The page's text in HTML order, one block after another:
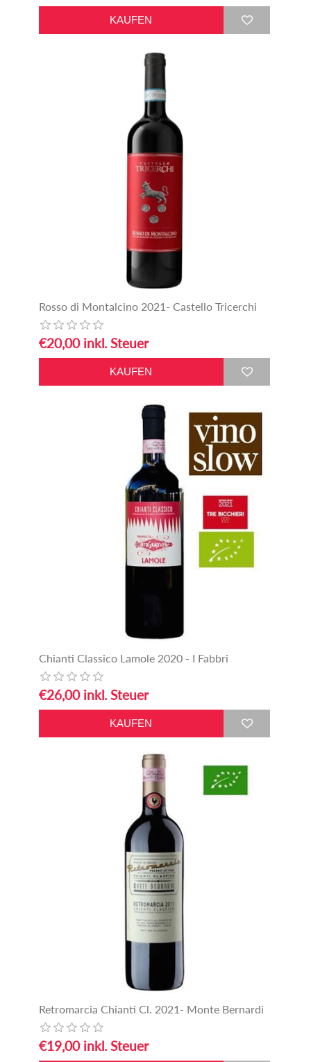
Rosso di Montalcino 2021- Castello Tricerchi
€20,00 inkl. Steuer
Chianti Classico Lamole 2020 - I Fabbri
€26,00 inkl. Steuer
Retromarcia Chianti Cl. 2021- Monte Bernardi
€19,00 inkl. Steuer